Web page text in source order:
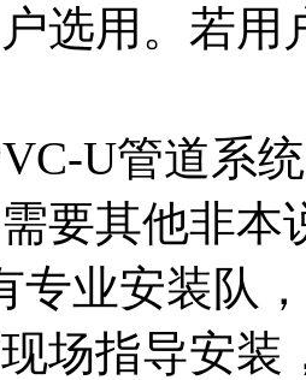
选用。若用
U管道系
要其他非
专业安装队
场指导安装